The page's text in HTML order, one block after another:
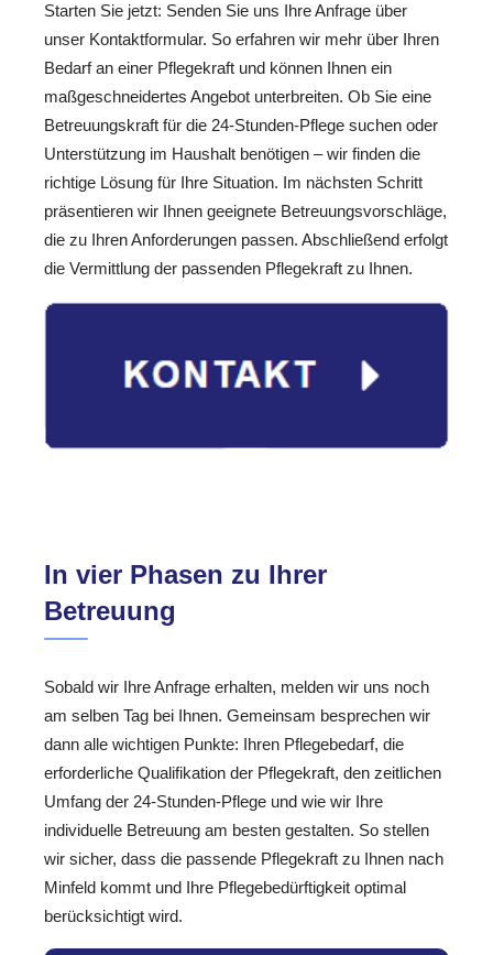
Starten Sie jetzt: Senden Sie uns Ihre Anfrage über
unser Kontaktformular. So erfahren wir mehr über Ihren
Bedarf an einer Pflegekraft und können Ihnen ein
maßgeschneidertes Angebot unterbreiten. Ob Sie eine
Betreuungskraft für die 24-Stunden-Pflege suchen oder
Unterstützung im Haushalt benötigen – wir finden die
richtige Lösung für Ihre Situation. Im nächsten Schritt
präsentieren wir Ihnen geeignete Betreuungsvorschläge,
die zu Ihren Anforderungen passen. Abschließend erfolgt
die Vermittlung der passenden Pflegekraft zu Ihnen.
In vier Phasen zu Ihrer
Betreuung
Sobald wir Ihre Anfrage erhalten, melden wir uns noch
am selben Tag bei Ihnen. Gemeinsam besprechen wir
dann alle wichtigen Punkte: Ihren Pflegebedarf, die
erforderliche Qualifikation der Pflegekraft, den zeitlichen
Umfang der 24-Stunden-Pflege und wie wir Ihre
individuelle Betreuung am besten gestalten. So stellen
wir sicher, dass die passende Pflegekraft zu Ihnen nach
Minfeld kommt und Ihre Pflegebedürftigkeit optimal
berücksichtigt wird.